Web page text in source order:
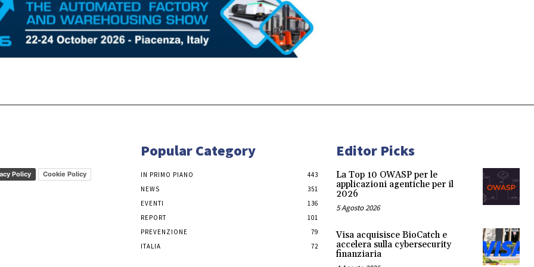
Policy Cookie Policy
Popular Category
IN PRIMO PIANO
443
NEWS
351
EVENTI
136
REPORT
101
PREVENZIONE
79
ITALIA
72
Editor Picks
La Top 10 OWASP per le
applicazioni agentiche per il
2026
5 Agosto 2026
Visa acquisisce BioCatch e
accelera sulla cybersecurity
finanziaria